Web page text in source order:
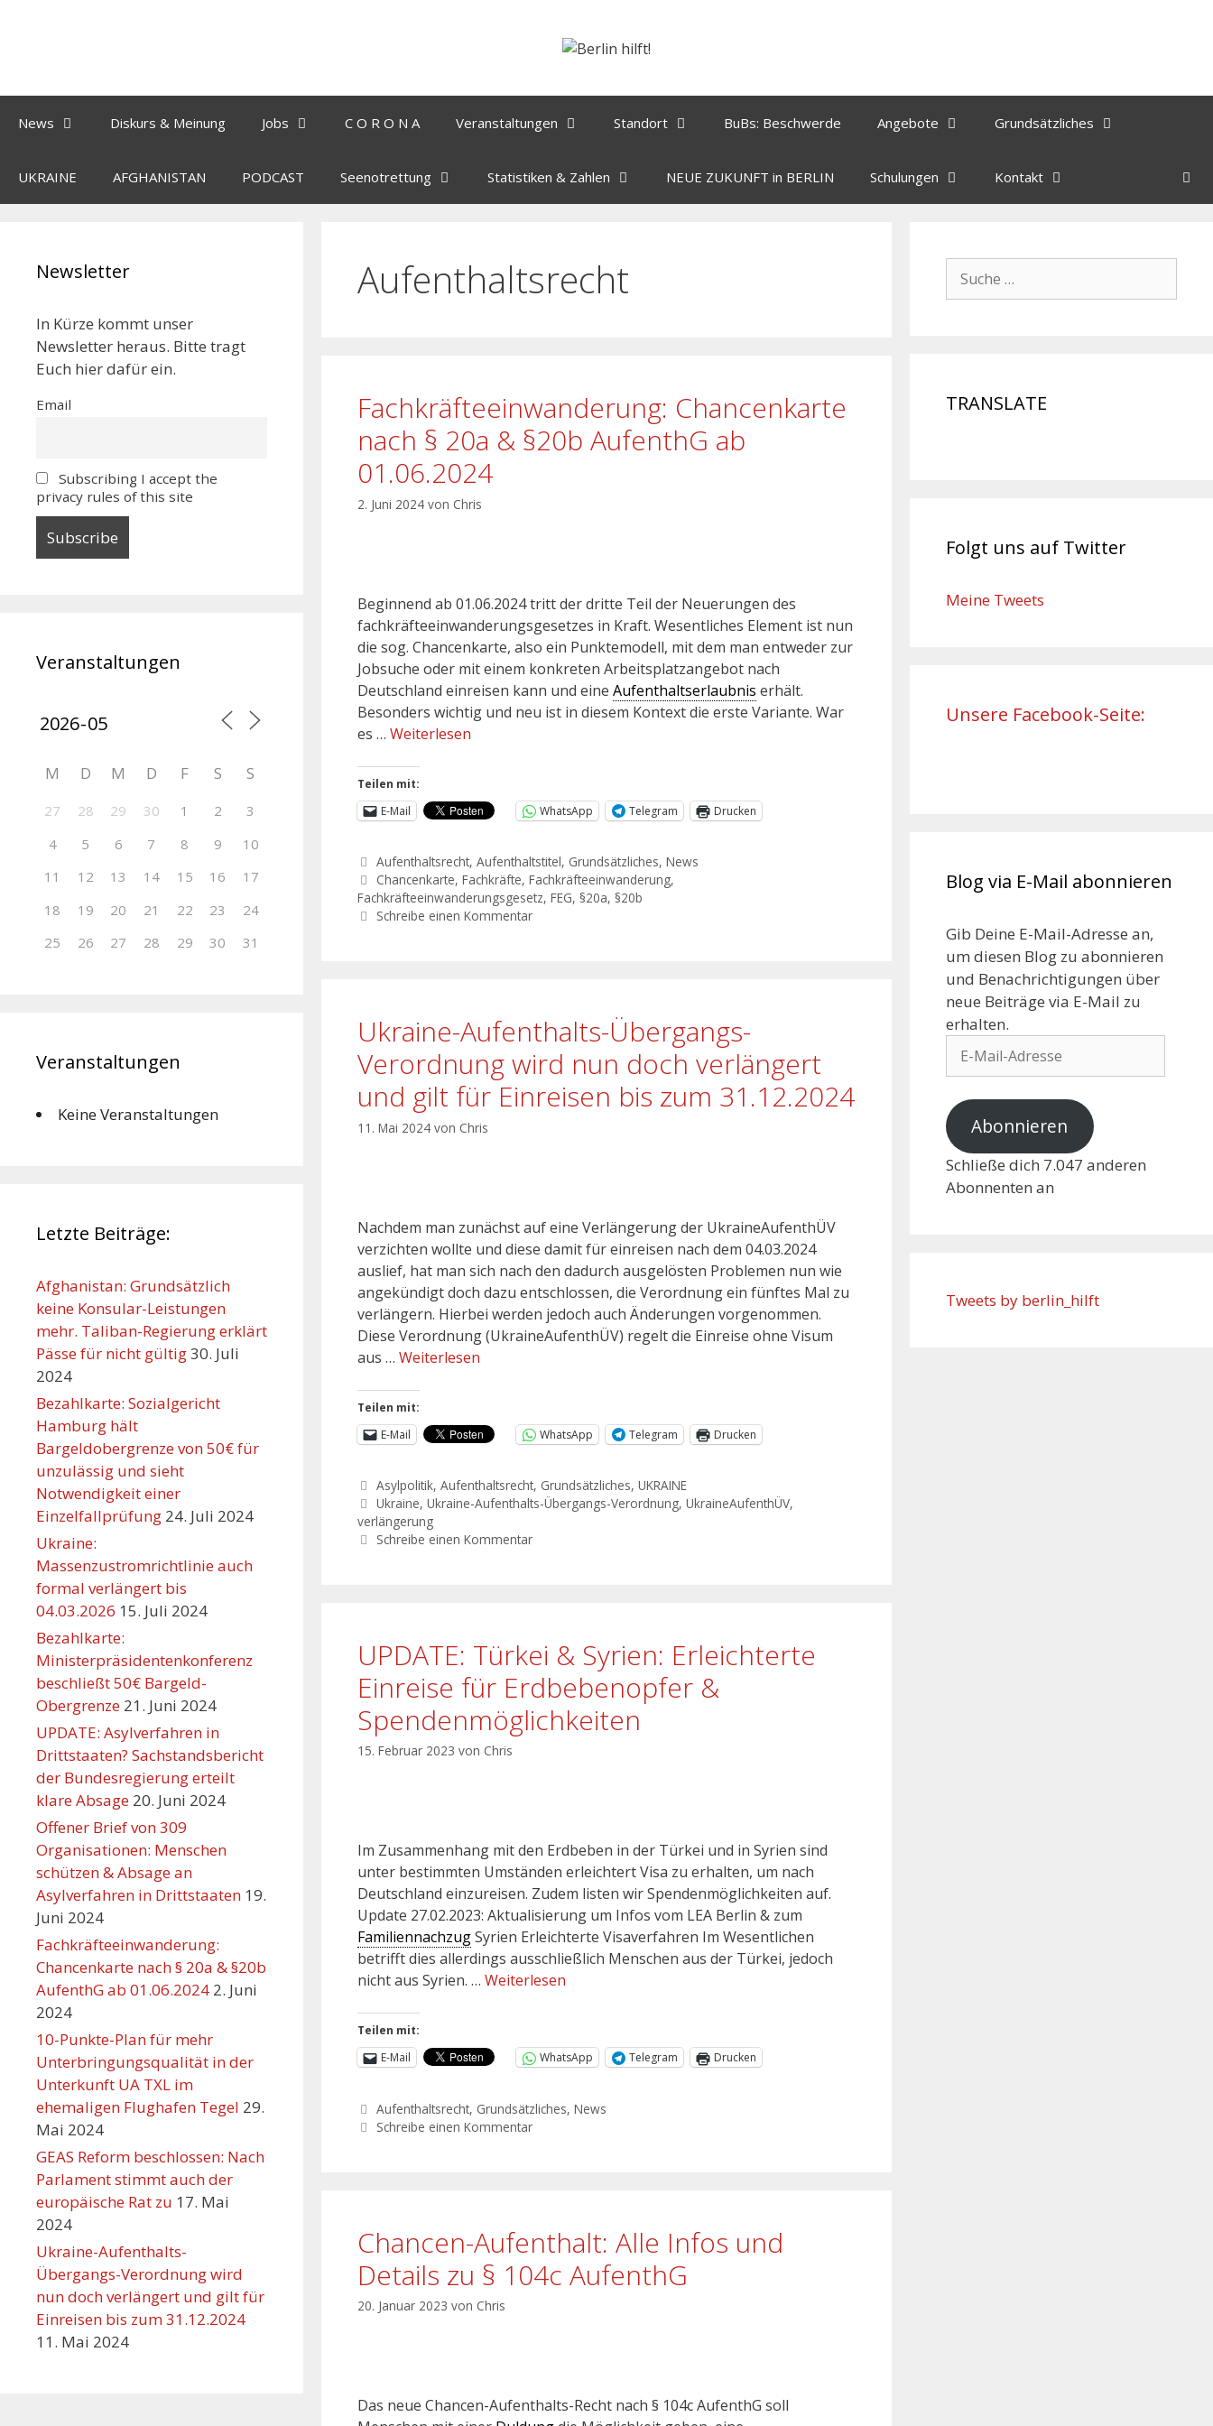
News Diskurs & Meinung Jobs C O R O N A Veranstaltungen Standort BuBs: Beschwerde Angebote Grundsätzliches
UKRAINE AFGHANISTAN PODCAST Seenotrettung Statistiken & Zahlen NEUE ZUKUNFT in BERLIN Schulungen Kontakt
Aufenthaltsrecht
Fachkräfteeinwanderung: Chancenkarte
nach § 20a & §20b AufenthG ab
01.06.2024
2. Juni 2024 von Chris
Beginnend ab 01.06.2024 tritt der dritte Teil der Neuerungen des
fachkräfteeinwanderungsgesetzes in Kraft. Wesentliches Element ist nun
die sog. Chancenkarte, also ein Punktemodell, mit dem man entweder zur
Jobsuche oder mit einem konkreten Arbeitsplatzangebot nach
Deutschland einreisen kann und eine Aufenthaltserlaubnis erhält.
Besonders wichtig und neu ist in diesem Kontext die erste Variante. War
es … Weiterlesen
Teilen mit:
E-Mail
WhatsApp Telegram Drucken
Aufenthaltsrecht,Aufenthaltstitel, Grundsätzliches,News
Chancenkarte,Fachkräfte,Fachkräfteeinwanderung,
Fachkräfteeinwanderungsgesetz, FEG, §20a, §20b
Schreibe einen Kommentar
Ukraine-Aufenthalts-Übergangs-
Verordnung wird nun doch verlängert
und gilt für Einreisen bis zum 31.12.2024
11. Mai 2024 von Chris
Nachdem man zunächst auf eine Verlängerung der UkraineAufenthÜV
verzichten wollte und diese damit für einreisen nach dem 04.03.2024
auslief, hat man sich nach den dadurch ausgelösten Problemen nun wie
angekündigt doch dazu entschlossen, die Verordnung ein fünftes Mal zu
verlängern. Hierbei werden jedoch auch Änderungen vorgenommen.
Diese Verordnung (UkraineAufenthÜV) regelt die Einreise ohne Visum
aus … Weiterlesen
Teilen mit:
E-Mail
WhatsApp Telegram Drucken
Asylpolitik,Aufenthaltsrecht, Grundsätzliches,UKRAINE
Ukraine,Ukraine-Aufenthalts-Übergangs-Verordnung,UkraineAufenthÜV,
verlängerung
Schreibe einen Kommentar
UPDATE: Türkei & Syrien: Erleichterte
Einreise für Erdbebenopfer &
Spendenmöglichkeiten
15. Februar 2023 von Chris
Im Zusammenhang mit den Erdbeben in der Türkei und in Syrien sind
unter bestimmten Umständen erleichtert Visa zu erhalten, um nach
Deutschland einzureisen. Zudem listen wir Spendenmöglichkeiten auf.
Update 27.02.2023: Aktualisierung um Infos vom LEA Berlin & zum
FamiliennachzugSyrien Erleichterte Visaverfahren Im Wesentlichen
betrifft dies allerdings ausschließlich Menschen aus der Türkei, jedoch
nicht aus Syrien. … Weiterlesen
Teilen mit:
E-Mail
WhatsApp Telegram Drucken
Aufenthaltsrecht, Grundsätzliches,News
Schreibe einen Kommentar
Chancen-Aufenthalt: Alle Infos und
Details zu § 104c AufenthG
20. Januar 2023 von Chris
Das neue Chancen-Aufenthalts-Recht nach § 104c AufenthG soll
Newsletter
In Kürze kommt unser
Newsletter heraus. Bitte tragt
Euch hier dafür ein.
Email
Subscribing I accept the
privacy rules of this site
Veranstaltungen
M D M D F S S
27 28 29 30 1 2
3
4
5 6 7 8 9
10
11
12 13 14 15 16
17
18
19 20 21 22 23
24
25
26 27 28 29 30 31
Veranstaltungen
Keine Veranstaltungen
Letzte Beiträge:
Afghanistan: Grundsätzlich
keine Konsular-Leistungen
mehr. Taliban-Regierung erklärt
Pässe für nicht gültig30. Juli
2024
Bezahlkarte: Sozialgericht
Hamburg hält
Bargeldobergrenze von 50€ für
unzulässig und sieht
Notwendigkeit einer
Einzelfallprüfung 24. Juli 2024
Ukraine:
Massenzustromrichtlinie auch
formal verlängert bis
04.03.2026 15. Juli 2024
Bezahlkarte:
Ministerpräsidentenkonferenz
beschließt 50€ Bargeld-
Obergrenze 21. Juni 2024
UPDATE: Asylverfahren in
Drittstaaten? Sachstandsbericht
der Bundesregierung erteilt
klare Absage 20. Juni 2024
Offener Brief von 309
Organisationen: Menschen
schützen & Absage an
Asylverfahren in Drittstaaten 19.
Juni 2024
Fachkräfteeinwanderung:
Chancenkarte nach § 20a & §20b
AufenthG ab 01.06.2024 2. Juni
2024
10-Punkte-Plan für mehr
Unterbringungsqualität in der
Unterkunft UA TXL im
ehemaligen Flughafen Tegel 29.
Mai 2024
GEAS Reform beschlossen: Nach
Parlament stimmt auch der
europäische Rat zu 17. Mai
2024
Ukraine-Aufenthalts-
Übergangs-Verordnung wird
nun doch verlängert und gilt für
Einreisen bis zum 31.12.2024
11. Mai 2024
TRANSLATE
Folgt uns auf Twitter
Meine Tweets
Unsere Facebook-Seite:
Blog via E-Mail abonnieren
Gib Deine E-Mail-Adresse an,
um diesen Blog zu abonnieren
und Benachrichtigungen über
neue Beiträge via E-Mail zu
erhalten.
Abonnieren
Schließe dich 7.047 anderen
Abonnenten an
Tweets by berlin_hilft